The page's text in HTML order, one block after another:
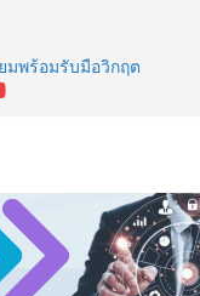
มพร้อมรับมือวิกฤต
Ayudhya
ดโลก คาดเงินสะพัด
ย ปะทะ ฟิลิปปินส์ ใน
ามกิลด์ข้ามประเทศ